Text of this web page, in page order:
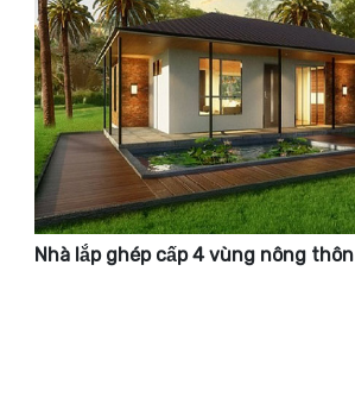
Nhà lắp ghép cấp 4 vùng nông thôn